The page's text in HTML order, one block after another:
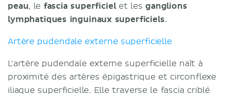
peau, le fascia superficiel et les ganglions
lymphatiques inguinaux superficiels.
Artère pudendale externe superficielle
L'artère pudendale externe superficielle naît à
proximité des artères épigastrique et circonflexe
iliaque superficielle. Elle traverse le fascia criblé